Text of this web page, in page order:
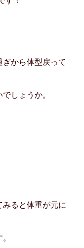
ぎから体型戻って
しょうか。
ると体重が元に